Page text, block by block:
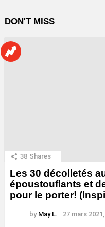
DON'T MISS
38 Shares
Les 30 décolletés
époustouflants et
pour le porter!
by May L. 27 mars